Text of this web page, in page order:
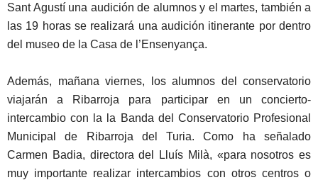
Sant Agustí una audición de alumnos y el martes, también a
las 19 horas se realizará una audición itinerante por dentro
del museo de la Casa de l’Ensenyança.
Además, mañana viernes, los alumnos del conservatorio
viajarán a Ribarroja para participar en un concierto-
intercambio con la la Banda del Conservatorio Profesional
Municipal de Ribarroja del Turia. Como ha señalado
Carmen Badia, directora del Lluís Milà, «para nosotros es
muy importante realizar intercambios con otros centros o